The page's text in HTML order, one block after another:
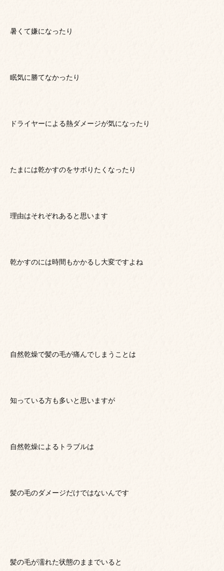
暑くて嫌になったり
眠気に勝てなかったり
ドライヤーによる熱ダメージが気になったり
たまには乾かすのをサボりたくなったり
理由はそれぞれあると思います
乾かすのには時間もかかるし大変ですよね
自然乾燥で髪の毛が痛んでしまうことは
知っている方も多いと思いますが
自然乾燥によるトラブルは
髪の毛のダメージだけではないんです
髪の毛が濡れた状態のままでいると